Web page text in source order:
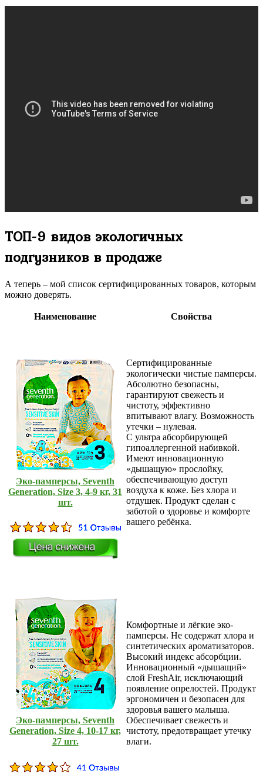
ТОП-9 видов экологичных
подгузников в продаже
А теперь – мой список сертифицированных товаров, которым
можно доверять.
Наименование Свойства
Эко-памперсы, Seventh
Generation, Size 3, 4-9 кг, 31
шт.
Сертифицированные
экологически чистые памперсы.
Абсолютно безопасны,
гарантируют свежесть и
чистоту, эффективно
впитывают влагу. Возможность
утечки – нулевая.
С ультра абсорбирующей
гипоаллергенной набивкой.
Имеют инновационную
«дышащую» прослойку,
обеспечивающую доступ
воздуха к коже. Без хлора и
отдушек. Продукт сделан с
заботой о здоровье и комфорте
вашего ребёнка.
Эко-памперсы, Seventh
Generation, Size 4, 10-17 кг,
27 шт.
Комфортные и лёгкие эко-
памперсы. Не содержат хлора и
синтетических ароматизаторов.
Высокий индекс абсорбции.
Инновационный «дышащий»
слой FreshAir, исключающий
появление опрелостей. Продукт
эргономичен и безопасен для
здоровья вашего малыша.
Обеспечивает свежесть и
чистоту, предотвращает утечку
влаги.